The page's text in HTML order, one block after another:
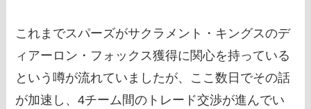
これまでスパーズがサクラメント・キングスのデ
ィアーロン・フォックス獲得に関心を持っている
という噂が流れていましたが、ここ数日でその話
が加速し、4チーム間のトレード交渉が進んでい